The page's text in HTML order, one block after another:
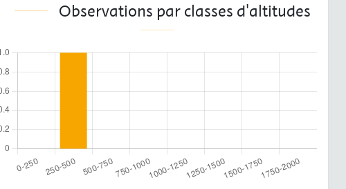
Observations par classes d'altitudes